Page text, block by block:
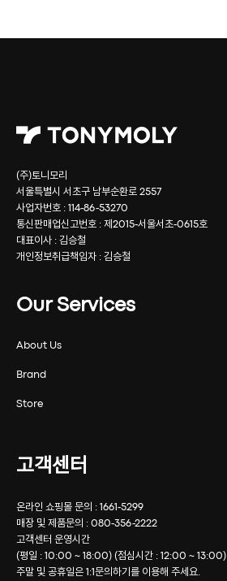
(주)토니모리
서울특별시 서초구 남부순환로 2557
사업자번호 : 114-86-53270
통신판매업신고번호 : 제2015-서울서초-0615호
대표이사 : 김승철
개인정보취급책임자 : 김승철
Our Services
About Us
Brand
Store
고객센터
온라인 쇼핑몰 문의 : 1661-5299
매장 및 제품문의 : 080-356-2222
고객센터 운영시간
(평일 : 10:00 ~ 18:00) (점심시간 : 12:00 ~ 13:00)
주말 및 공휴일은 1:1문의하기를 이용해 주세요.